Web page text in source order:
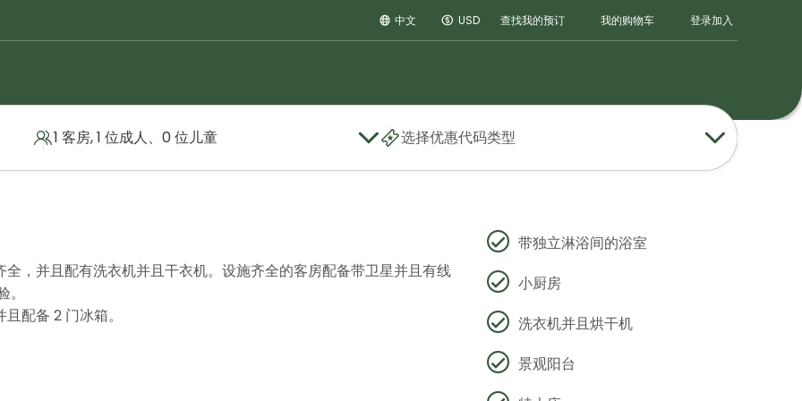
中文 USD 查找我的预订 我的购物车 登录加入
1 客房, 1 位成人、0 位儿童 选择优惠代码类型
行政单间公寓
，并且配有洗衣机并且干衣机。设施齐全的客房配备带卫星并且有线
配备 2 门冰箱。
带独立淋浴间的浴室
小厨房
洗衣机并且烘干机
景观阳台